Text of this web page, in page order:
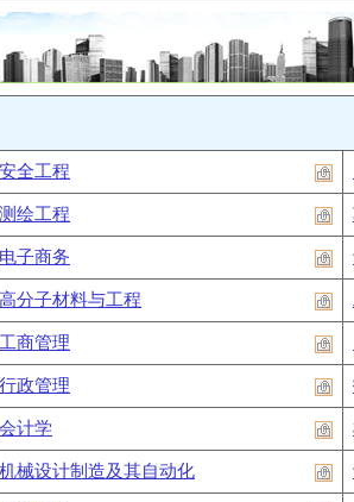
安全工程
测绘工程
电子商务
高分子材料与工程
工商管理
行政管理
会计学
机械设计制造及其自动化